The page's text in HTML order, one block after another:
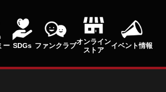
ー SDGs ファンクラブ
オンライン
ストア
イベント情報